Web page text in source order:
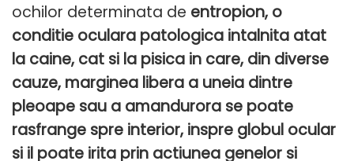
ochilor determinata de entropion, o
conditie oculara patologica intalnita atat
la caine, cat si la pisica in care, din diverse
cauze, marginea libera a uneia dintre
pleoape sau a amandurora se poate
rasfrange spre interior, inspre globul ocular
si il poate irita prin actiunea genelor si